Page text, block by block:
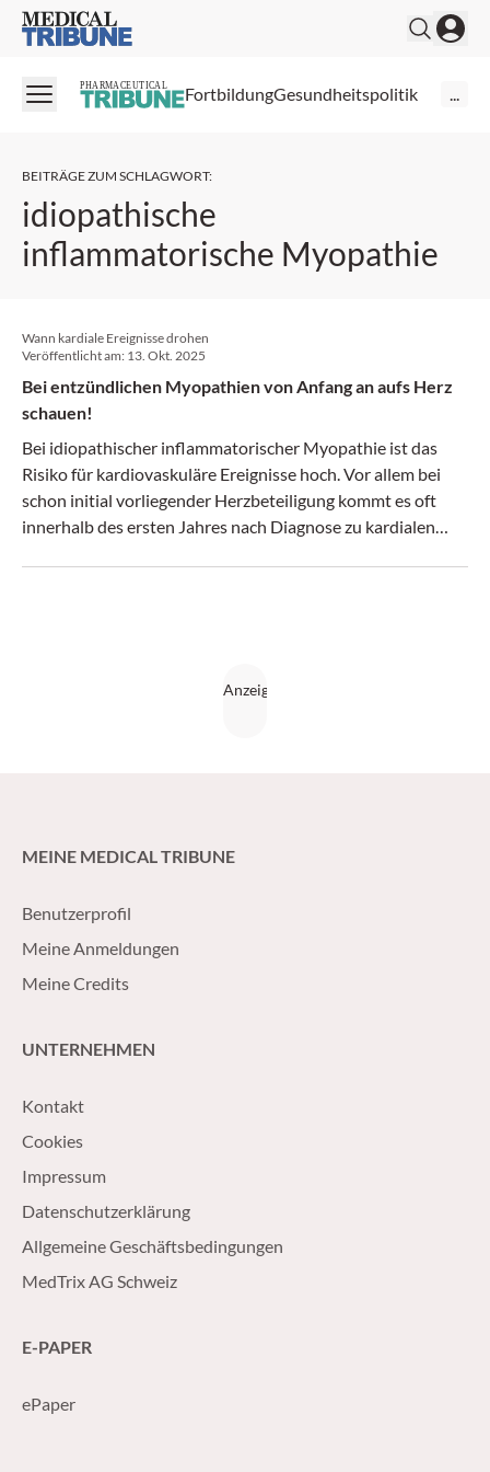
Medical Tribune
PHARMACEUTICAL FortbildungGesundheitspolitik ...
BEITRÄGE ZUM SCHLAGWORT:
idiopathische
inflammatorische Myopathie
Wann kardiale Ereignisse drohen
Veröffentlicht am: 13. Okt. 2025
Bei entzündlichen Myopathien von Anfang an aufs Herz
schauen!
Bei idiopathischer inflammatorischer Myopathie ist das
Risiko für kardiovaskuläre Ereignisse hoch. Vor allem bei
schon initial vorliegender Herzbeteiligung kommt es oft
innerhalb des ersten Jahres nach Diagnose zu kardialen
MEINE MEDICAL TRIBUNE
Benutzerprofil
Meine Anmeldungen
Meine Credits
UNTERNEHMEN
Kontakt
Cookies
Impressum
Datenschutzerklärung
Allgemeine Geschäftsbedingungen
MedTrix AG Schweiz
E-PAPER
ePaper